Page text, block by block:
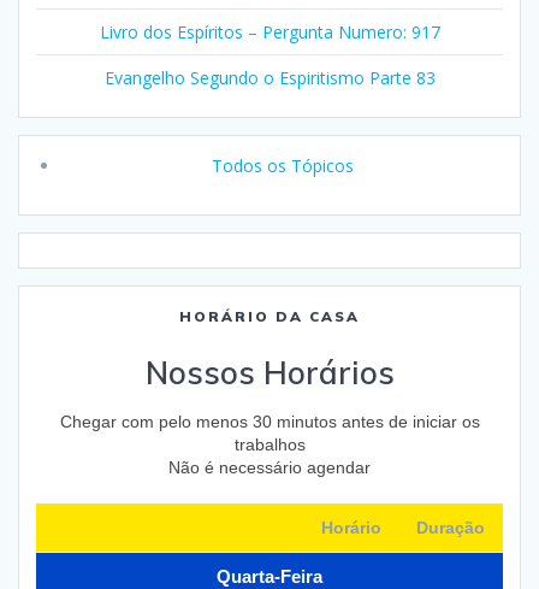
Livro dos Espíritos – Pergunta Numero: 917
Evangelho Segundo o Espiritismo Parte 83
Todos os Tópicos
HORÁRIO DA CASA
Nossos Horários
Chegar com pelo menos 30 minutos antes de iniciar os
trabalhos
Não é necessário agendar
Horário Duração
Quarta-Feira